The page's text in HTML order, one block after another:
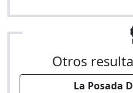
Otros
La Posada